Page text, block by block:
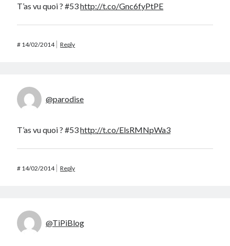
T’as vu quoi ? #53http://t.co/Gnc6fyPtPE
# 14/02/2014 Reply
@parodise
T’as vu quoi ? #53http://t.co/ElsRMNpWa3
# 14/02/2014 Reply
@TiPiBlog